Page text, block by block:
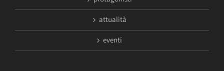
attualità
eventi